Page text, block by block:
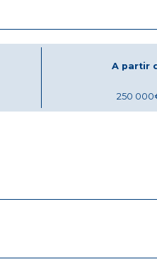
A partir
250